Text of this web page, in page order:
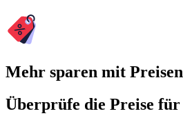
Mehr sparen mit
Überprüfe die Preise für